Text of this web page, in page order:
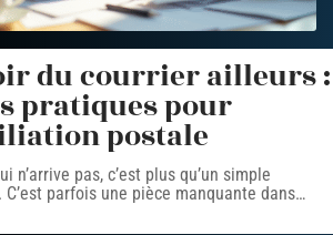
du courrier ailleurs :
pratiques pour
postale
n’arrive pas, c’est plus qu’un simple
parfois une pièce manquante dans…